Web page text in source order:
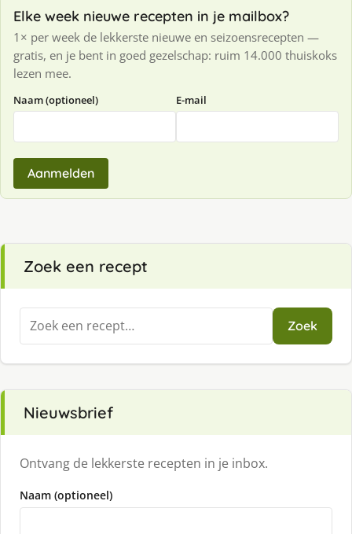
Elke week nieuwe recepten in je mailbox?
1× per week de lekkerste nieuwe en seizoensrecepten —
gratis, en je bent in goed gezelschap: ruim 14.000 thuiskoks
lezen mee.
Naam (optioneel) E-mail
Aanmelden
Zoek een recept
Zoeken
naar:
Zoek
Nieuwsbrief
Ontvang de lekkerste recepten in je inbox.
Naam (optioneel)